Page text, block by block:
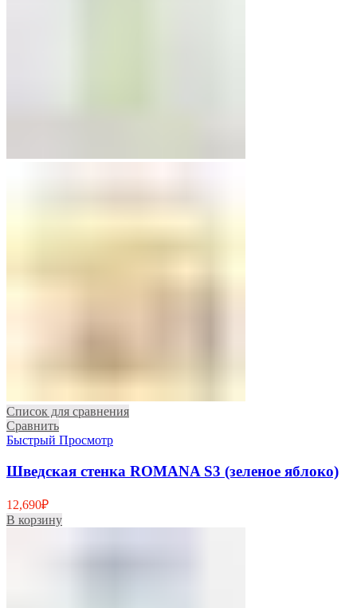
Список для сравнения
Сравнить
Быстрый Просмотр
Шведская стенка ROMANA S3 (зеленое яблоко)
12,690₽
В корзину